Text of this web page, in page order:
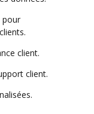
pour
client.
client.